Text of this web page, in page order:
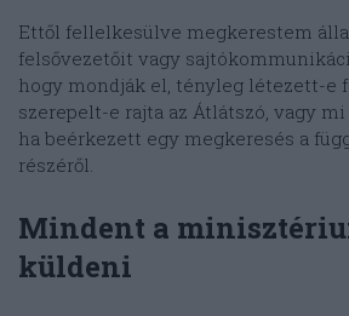
Ettől fellelkesülve megkerestem
felsővezetőit vagy
hogy mondják el, tényleg létezett-e
szerepelt-e rajta az Átlátszó, vagy
ha beérkezett egy megkeresés a
részéről.
Mindent a
küldeni